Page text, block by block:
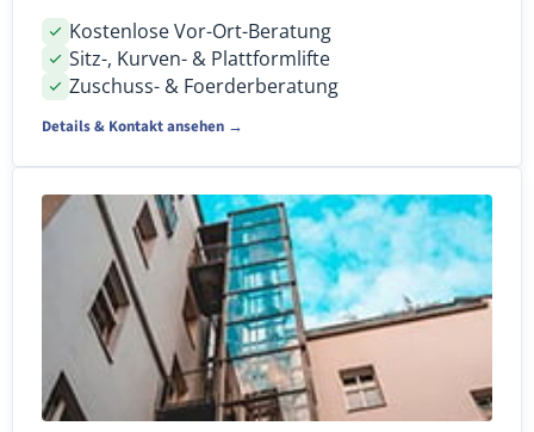
Kostenlose Vor-Ort-Beratung
Sitz-, Kurven- & Plattformlifte
Zuschuss- & Foerderberatung
Details & Kontakt ansehen →